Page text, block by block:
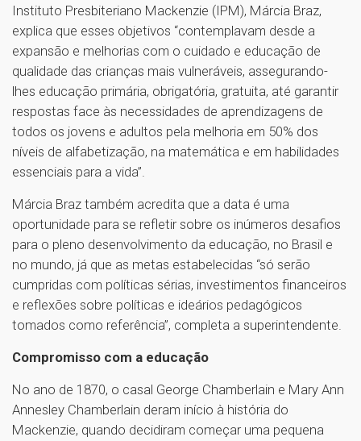
Instituto Presbiteriano Mackenzie (IPM), Márcia Braz,
explica que esses objetivos “contemplavam desde a
expansão e melhorias com o cuidado e educação de
qualidade das crianças mais vulneráveis, assegurando-
lhes educação primária, obrigatória, gratuita, até garantir
respostas face às necessidades de aprendizagens de
todos os jovens e adultos pela melhoria em 50% dos
níveis de alfabetização, na matemática e em habilidades
essenciais para a vida”.
Márcia Braz também acredita que a data é uma
oportunidade para se refletir sobre os inúmeros desafios
para o pleno desenvolvimento da educação, no Brasil e
no mundo, já que as metas estabelecidas “só serão
cumpridas com políticas sérias, investimentos financeiros
e reflexões sobre políticas e ideários pedagógicos
tomados como referência”, completa a superintendente.
Compromisso com a educação
No ano de 1870, o casal George Chamberlain e Mary Ann
Annesley Chamberlain deram início à história do
Mackenzie, quando decidiram começar uma pequena